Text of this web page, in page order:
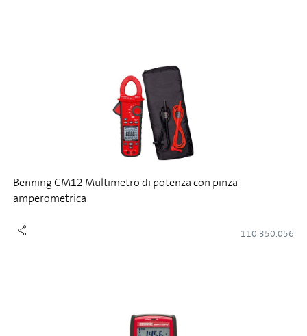
Benning CM12 Multimetro di potenza con pinza
amperometrica
110.350.056